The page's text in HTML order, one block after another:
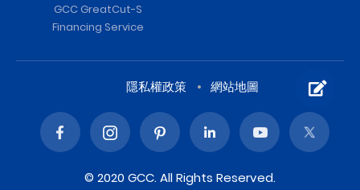
GCC GreatCut-S
Financing Service
隱私權政策 網站地圖
© 2020 GCC. All Rights Reserved.